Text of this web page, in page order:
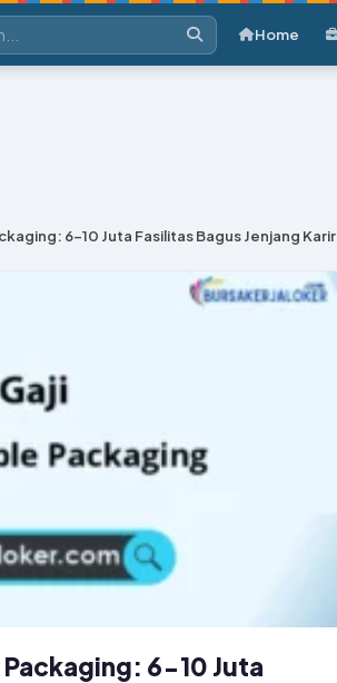
Home
6-10 Juta Fasilitas Bagus Jenjang Karir
6-10 Juta